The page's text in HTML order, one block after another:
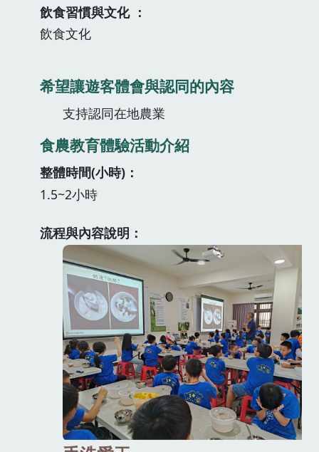
飲食習慣與文化
飲食文化
希望讓遊客體會與認同的內容
支持認同在地農業
食農教育體驗活動介紹
整體時間(小時)
1.5~2小時
流程與內容說明
手洗愛玉
園區提供愛玉生態導覽解說及體驗手洗愛玉
籽，愛玉翻花，品嚐愛玉需提前預約，歡迎蒞
臨
1.5~2小時
收費